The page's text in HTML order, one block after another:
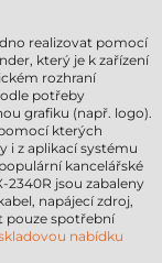
realizovat pomocí
který je k zařízení
rozhraní
potřeby
grafiku (např. logo).
kterých
i z aplikací systému
kancelářské
2340R jsou zabaleny
napájecí zdroj,
pouze spotřební
nabídku